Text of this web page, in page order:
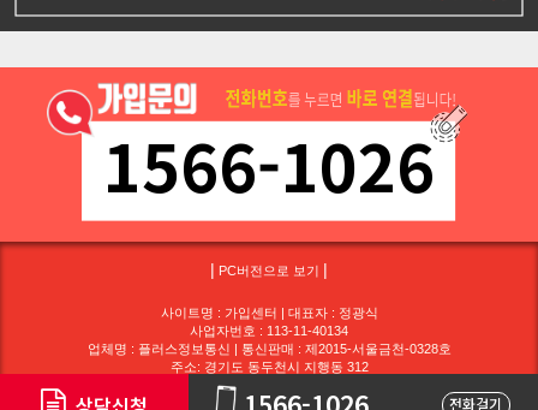
1566-1026
| PC버전으로 보기 |
사이트명 : 가입센터 | 대표자 : 정광식
사업자번호 : 113-11-40134
업체명 : 플러스정보통신 | 통신판매 : 제2015-서울금천-0328호
주소: 경기도 동두천시 지행동 312
Copyright ⓒ 2013 CORP.ALL Right Reserved.
전화걸기